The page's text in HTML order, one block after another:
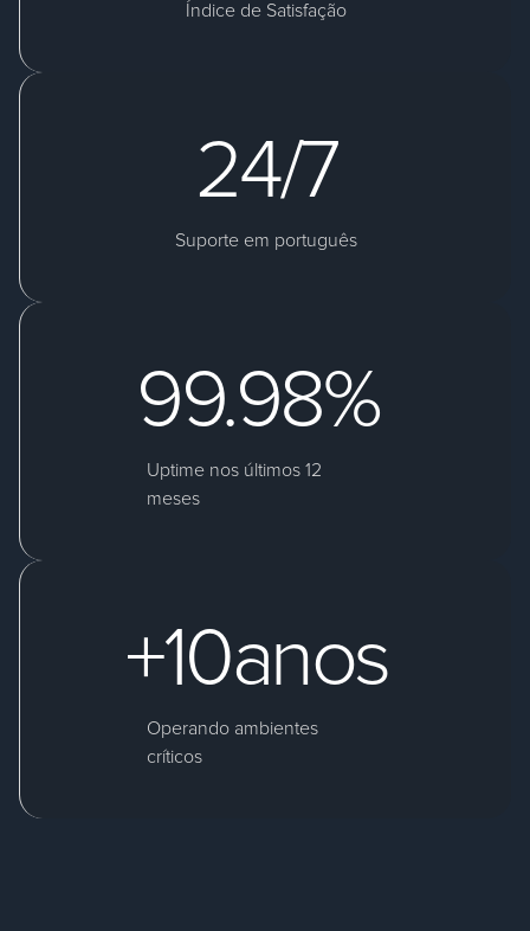
Índice de Satisfação
Suporte em português
24/7
Uptime nos últimos 12
meses
99.98%
Operando ambientes
críticos
+10anos